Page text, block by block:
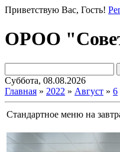
Приветствую Вас, Гость!
ОРОО "Совет
Суббота, 08.08.2026
Главная » 2022 » Август » 6
Стандартное меню на